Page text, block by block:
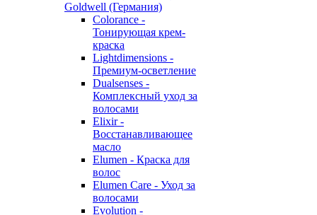
Goldwell (Германия)
Colorance -
Тонирующая крем-
краска
Lightdimensions -
Премиум-осветление
Dualsenses -
Комплексный уход за
волосами
Elixir -
Восстанавливающее
масло
Elumen - Краска для
волос
Elumen Care - Уход за
волосами
Evolution -